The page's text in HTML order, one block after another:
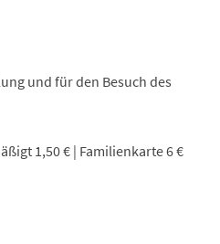
und für den Besuch des
1,50 € | Familienkarte 6 €